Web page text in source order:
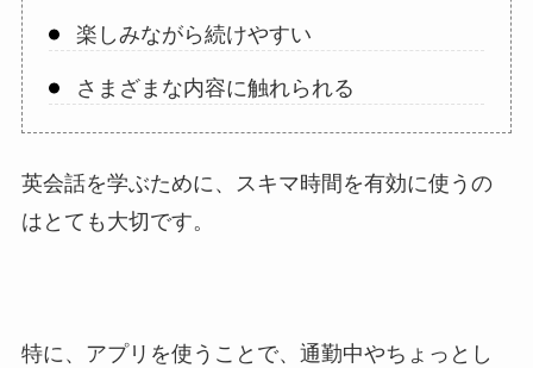
楽しみながら続けやすい
さまざまな内容に触れられる
英会話を学ぶために、スキマ時間を有効に使うの
はとても大切です。
特に、アプリを使うことで、通勤中やちょっとし